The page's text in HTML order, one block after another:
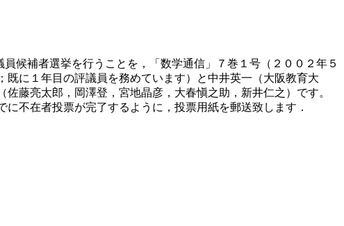
候補者選挙を行うことを，「数学通信」７巻１号（２００２年５
に１年目の評議員を務めています）と中井英一（大阪教育大
藤亮太郎，岡澤登，宮地晶彦，大春愼之助，新井仁之）です。
不在者投票が完了するように，投票用紙を郵送致します．